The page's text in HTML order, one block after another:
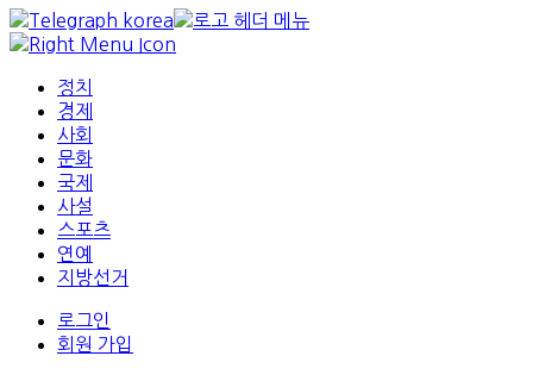
정치
경제
사회
문화
국제
사설
스포츠
연예
지방선거
로그인
회원 가입